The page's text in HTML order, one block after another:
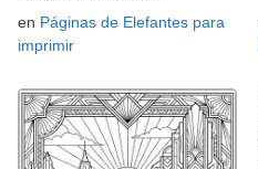
en Páginas de Elefantes para
imprimir